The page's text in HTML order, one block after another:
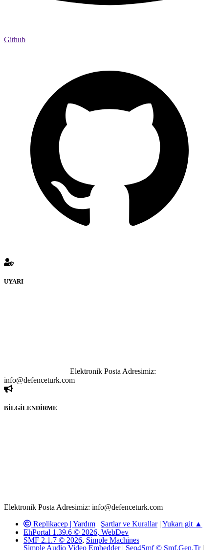
Github
UYARI
Elektronik Posta Adresimiz:
info@defenceturk.com
BİLGİLENDİRME
Elektronik Posta Adresimiz: info@defenceturk.com
Replikacep | Yardım | Şartlar ve Kurallar| Yukarı git ▲
EhPortal 1.39.6 © 2026, WebDev
SMF 2.1.7 © 2026, Simple Machines
Simple Audio Video Embedder | Seo4Smf © Smf.Gen.Tr|